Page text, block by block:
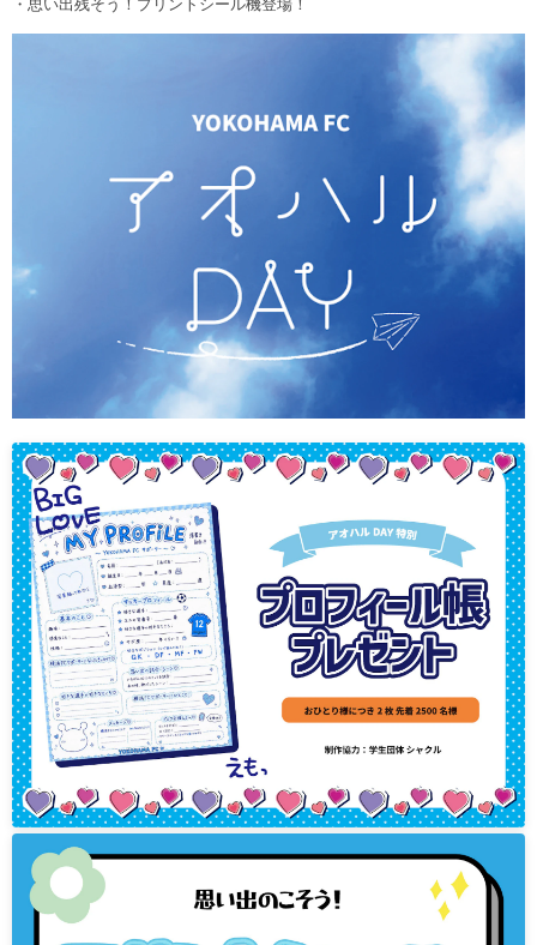
・思い出残そう！プリントシール機登場！